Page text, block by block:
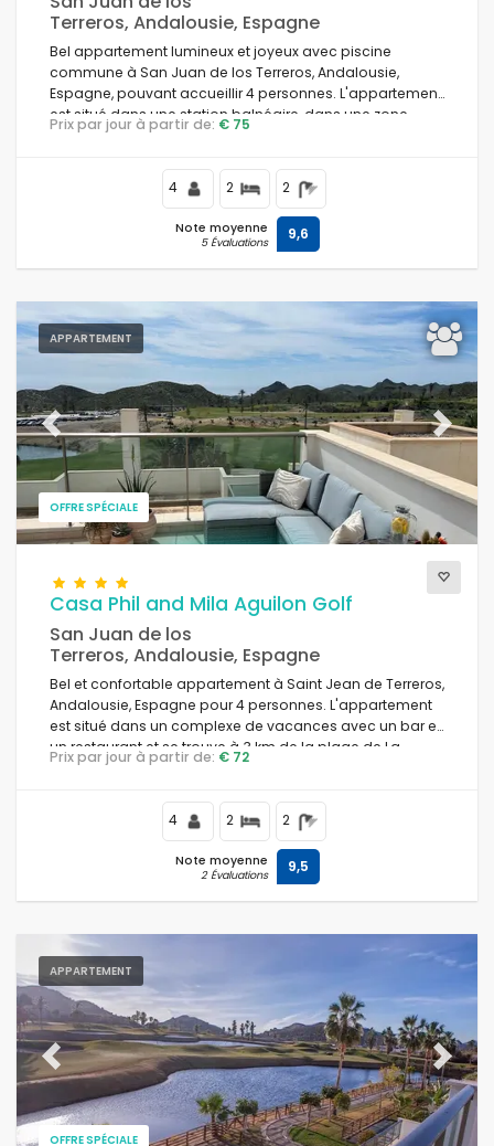
Terreros, Andalousie, Espagne
Bel appartement lumineux et joyeux avec piscine
commune à San Juan de los Terreros, Andalousie,
Espagne, pouvant accueillir 4 personnes. L'appartement
est situé dans une station balnéaire, dans une zone
résidentielle et montagneuse, à proximité des
Prix par jour à partir de: € 75
4 2 2
Note moyenne
5 Évaluations 9,6
APPARTEMENT
OFFRE SPÉCIALE
Previous Next
Casa Phil and Mila Aguilon Golf
San Juan de los
Terreros, Andalousie, Espagne
Bel et confortable appartement à Saint Jean de Terreros,
Andalousie, Espagne pour 4 personnes. L'appartement
est situé dans un complexe de vacances avec un bar et
un restaurant et se trouve à 3 km de la plage de La
Entrevista.
Prix par jour à partir de: € 72
4 2 2
Note moyenne
2 Évaluations 9,5
APPARTEMENT
OFFRE SPÉCIALE
Previous Next